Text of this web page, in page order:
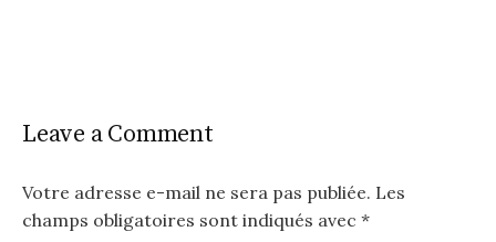
Leave a Comment
Votre adresse e-mail ne sera pas publiée. Les
champs obligatoires sont indiqués avec *